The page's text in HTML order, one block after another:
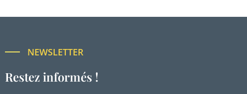
NEWSLETTER
Restez informés !